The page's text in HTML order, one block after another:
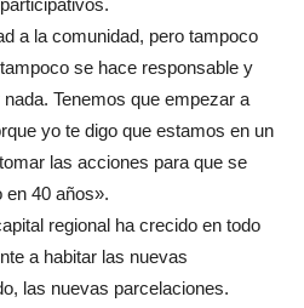
a la comunidad, pero tampoco
se hace responsable y
Tenemos que empezar a
yo te digo que estamos en un
las acciones para que se
en 40 años».
regional ha crecido en todo
a habitar las nuevas
las nuevas parcelaciones.